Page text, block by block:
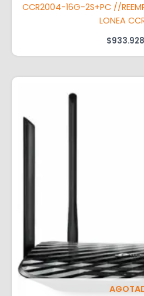
CCR2004-16G-2S+PC //
LONEA
$